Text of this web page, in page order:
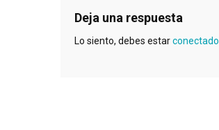
Deja una respuesta
Lo siento, debes estarconectado